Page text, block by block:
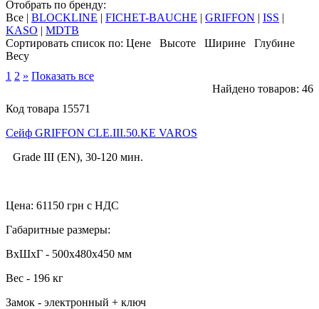
Отобрать по бренду:
Все | BLOCKLINE | FICHET-BAUCHE | GRIFFON | ISS |
KASO | MDTB
Сортировать список по: Цене Высоте Ширине
Глубине
Весу
1 2 » Показать все
Найдено товаров: 46
Код товара 15571
Cейф GRIFFON CLE.III.50.KE VAROS
Grade III (EN), 30-120 мин.
Цена: 61150 грн с НДС
Габаритные размеры:
ВхШхГ - 500x480x450 мм
Вес - 196 кг
Замок - электронный + ключ